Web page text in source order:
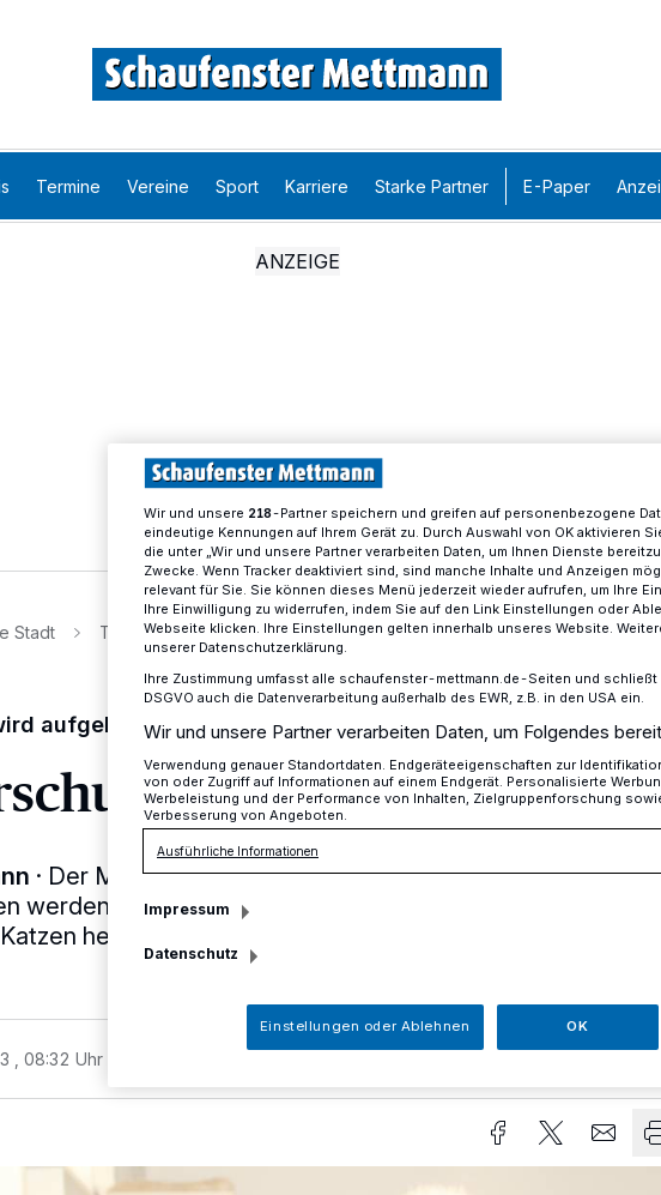
Termine Vereine Sport Karriere Starke Partner E-Paper
Stadt Tierschutz: Wer kümmert sich?​
aufgelöst
Wer kümmert sich?
· Der Mettmanner Tierschutzverein löst sich auf. Seine
werden aufgeteilt. Unter dem Tierschutzverein Hilden, dem
helfen“ und den Projekthunden Deutschland.
, 08:32 Uhr
Wir und unsere 218-Partner speichern und greifen auf personenbezogene
eindeutige Kennungen auf Ihrem Gerät zu. Durch Auswahl von OK aktivieren
die unter „Wir und unsere Partner verarbeiten Daten, um Ihnen Dienste
Zwecke. Wenn Tracker deaktiviert sind, sind manche Inhalte und Anzeigen
relevant für Sie. Sie können dieses Menü jederzeit wieder aufrufen, um Ihre
Ihre Einwilligung zu widerrufen, indem Sie auf den Link Einstellungen oder
Webseite klicken. Ihre Einstellungen gelten innerhalb unseres Website.
unserer Datenschutzerklärung.
Ihre Zustimmung umfasst alle schaufenster-mettmann.de-Seiten und schließt
DSGVO auch die Datenverarbeitung außerhalb des EWR, z.B. in den USA ein.
Wir und unsere Partner verarbeiten Daten, um Folgendes
Verwendung genauer Standortdaten. Endgeräteeigenschaften zur
von oder Zugriff auf Informationen auf einem Endgerät. Personalisierte
Werbeleistung und der Performance von Inhalten, Zielgruppenforschung
Verbesserung von Angeboten.
Ausführliche Informationen
Impressum
Datenschutz
Einstellungen oder Ablehnen OK